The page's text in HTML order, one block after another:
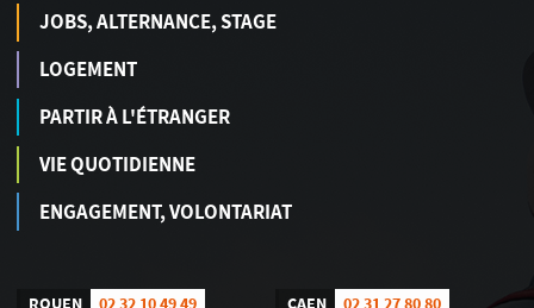
JOBS, ALTERNANCE, STAGE
LOGEMENT
PARTIR À L'ÉTRANGER
VIE QUOTIDIENNE
ENGAGEMENT, VOLONTARIAT
ROUEN 02 32 10 49 49 CAEN 02 31 27 80 80